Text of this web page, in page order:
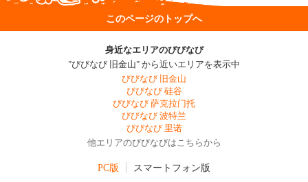
このページのトップへ
身近なエリアのびびなび
"びびなび 旧金山" から近いエリアを表示中
びびなび 旧金山
びびなび 硅谷
びびなび 萨克拉门托
びびなび 波特兰
びびなび 里诺
他エリアのびびなびはこちらから
PC版 スマートフォン版